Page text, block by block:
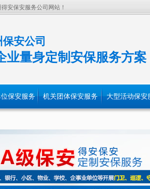
安保安服务公司网站！
安公司
业量身定制安保服务方案
保安服务 机关团体保安服务 大型活动保安